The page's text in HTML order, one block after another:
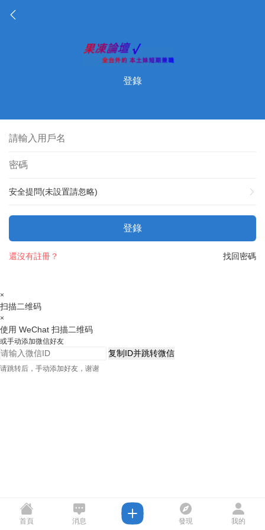
登錄
安全提問(未設置請忽略)
登錄
找回密碼
還沒有註冊？
×
扫描二维码
×
使用 WeChat 扫描二维码
或手动添加微信好友
复制ID并跳转微信
请跳转后，手动添加好友，谢谢
首頁 消息 發現 我的